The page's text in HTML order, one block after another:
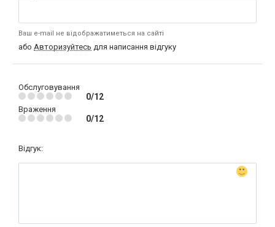
Ваш e-mail не відображатиметься на сайті
або Авторизуйтесь для написання відгуку
Обслуговування
0/12
Враження
0/12
Відгук: